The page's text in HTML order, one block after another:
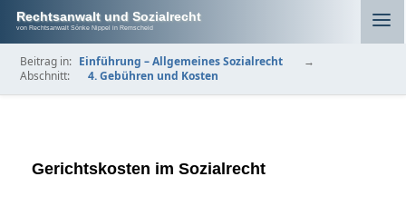
Rechtsanwalt und Sozialrecht
von Rechtsanwalt Sönke Nippel in Remscheid
Beitrag in: Einführung – Allgemeines Sozialrecht
→
Abschnitt:
4. Gebühren und Kosten
Gerichtskosten im Sozialrecht